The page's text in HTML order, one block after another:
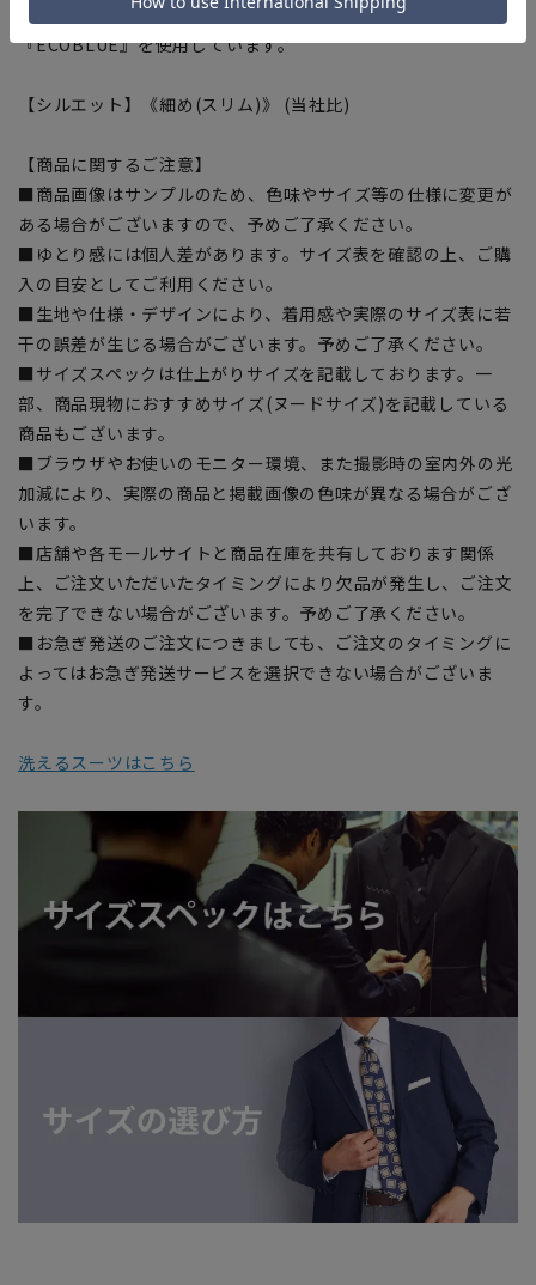
を繊維へと再生しています。当製品は裏地の糸の一部に
『ECOBLUE』を使用しています。
【シルエット】《細め(スリム)》 (当社比)
【商品に関するご注意】
■商品画像はサンプルのため、色味やサイズ等の仕様に変更が
ある場合がございますので、予めご了承ください。
■ゆとり感には個人差があります。サイズ表を確認の上、ご購
入の目安としてご利用ください。
■生地や仕様・デザインにより、着用感や実際のサイズ表に若
干の誤差が生じる場合がございます。予めご了承ください。
■サイズスペックは仕上がりサイズを記載しております。一
部、商品現物におすすめサイズ(ヌードサイズ)を記載している
商品もございます。
■ブラウザやお使いのモニター環境、また撮影時の室内外の光
加減により、実際の商品と掲載画像の色味が異なる場合がござ
います。
■店舗や各モールサイトと商品在庫を共有しております関係
上、ご注文いただいたタイミングにより欠品が発生し、ご注文
を完了できない場合がございます。予めご了承ください。
■お急ぎ発送のご注文につきましても、ご注文のタイミングに
よってはお急ぎ発送サービスを選択できない場合がございま
す。
洗えるスーツはこちら